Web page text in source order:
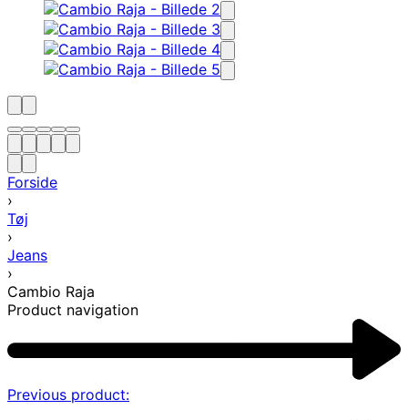
Forside
›
Tøj
›
Jeans
›
Cambio Raja
Product navigation
Previous product: